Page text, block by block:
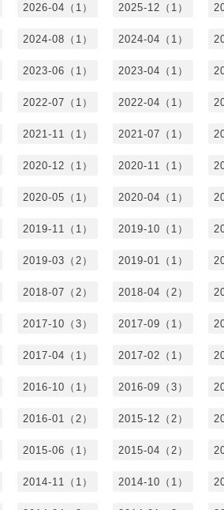
2026-04（1） 2025-12（1）
2024-08（1） 2024-04（1）
2023-06（1） 2023-04（1）
2022-07（1） 2022-04（1）
2021-11（1） 2021-07（1）
2020-12（1） 2020-11（1）
2020-05（1） 2020-04（1）
2019-11（1） 2019-10（1）
2019-03（2） 2019-01（1）
2018-07（2） 2018-04（2）
2017-10（3） 2017-09（1）
2017-04（1） 2017-02（1）
2016-10（1） 2016-09（3）
2016-01（2） 2015-12（2）
2015-06（1） 2015-04（2）
2014-11（1） 2014-10（1）